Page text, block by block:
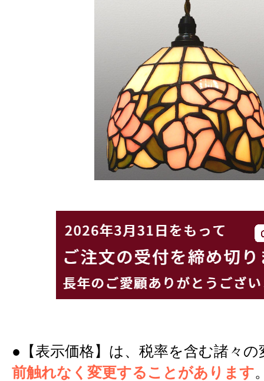
●【表示価格】は、税率を含む諸々
前触れなく変更することがあります